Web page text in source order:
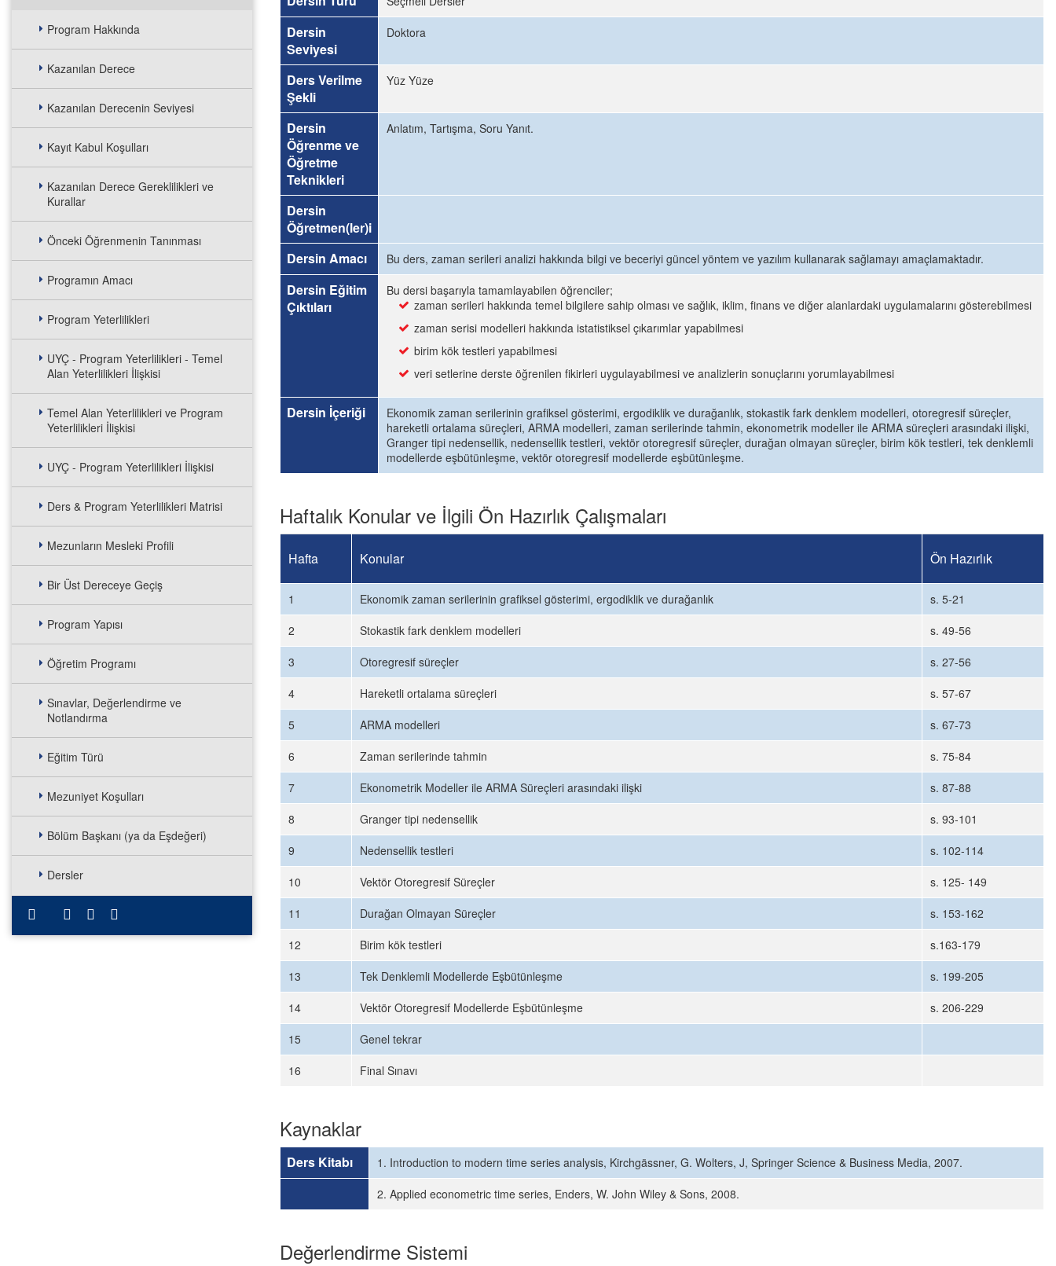
Program Hakkında
Kazanılan Derece
Kazanılan Derecenin Seviyesi
Kayıt Kabul Koşulları
Kazanılan Derece Gereklilikleri ve
Kurallar
Önceki Öğrenmenin Tanınması
Programın Amacı
Program Yeterlilikleri
UYÇ - Program Yeterlilikleri - Temel
Alan Yeterlilikleri İlişkisi
Temel Alan Yeterlilikleri ve Program
Yeterlilikleri İlişkisi
UYÇ - Program Yeterlilikleri İlişkisi
Ders & Program Yeterlilikleri Matrisi
Mezunların Mesleki Profili
Bir Üst Dereceye Geçiş
Program Yapısı
Öğretim Programı
Sınavlar, Değerlendirme ve
Notlandırma
Eğitim Türü
Mezuniyet Koşulları
Bölüm Başkanı (ya da Eşdeğeri)
Dersler
Dersin
Seviyesi
Doktora
Ders Verilme
Şekli
Yüz Yüze
Dersin
Öğrenme ve
Öğretme
Teknikleri
Anlatım, Tartışma, Soru Yanıt.
Dersin
Öğretmen(ler)i
Dersin Amacı
Bu ders, zaman serileri analizi hakkında bilgi ve beceriyi güncel yöntem ve yazılım kullanarak sağlamayı amaçlamaktadır.
Dersin Eğitim
Çıktıları
Bu dersi başarıyla tamamlayabilen öğrenciler;
zaman serileri hakkında temel bilgilere sahip olması ve sağlık, iklim, finans ve diğer alanlardaki uygulamalarını gösterebilmesi
zaman serisi modelleri hakkında istatistiksel çıkarımlar yapabilmesi
birim kök testleri yapabilmesi
veri setlerine derste öğrenilen fikirleri uygulayabilmesi ve analizlerin sonuçlarını yorumlayabilmesi
Dersin İçeriği
Ekonomik zaman serilerinin grafiksel gösterimi, ergodiklik ve durağanlık, stokastik fark denklem modelleri, otoregresif süreçler,
hareketli ortalama süreçleri, ARMA modelleri, zaman serilerinde tahmin, ekonometrik modeller ile ARMA süreçleri arasındaki ilişki,
Granger tipi nedensellik, nedensellik testleri, vektör otoregresif süreçler, durağan olmayan süreçler, birim kök testleri, tek denklemli
modellerde eşbütünleşme, vektör otoregresif modellerde eşbütünleşme.
Haftalık Konular ve İlgili Ön Hazırlık Çalışmaları
Hafta Konular Ön Hazırlık
1 Ekonomik zaman serilerinin grafiksel gösterimi, ergodiklik ve durağanlık
s. 5-21
2
Stokastik fark denklem modelleri
s. 49-56
3
Otoregresif süreçler
s. 27-56
4
Hareketli ortalama süreçleri
s. 57-67
5
ARMA modelleri
s. 67-73
6
Zaman serilerinde tahmin
s. 75-84
7
Ekonometrik Modeller ile ARMA Süreçleri arasındaki ilişki
s. 87-88
8
Granger tipi nedensellik
s. 93-101
9
Nedensellik testleri
s. 102-114
10
Vektör Otoregresif Süreçler
s. 125- 149
11
Durağan Olmayan Süreçler
s. 153-162
12
Birim kök testleri
s.163-179
13
Tek Denklemli Modellerde Eşbütünleşme
s. 199-205
14
Vektör Otoregresif Modellerde Eşbütünleşme
s. 206-229
15
Genel tekrar
16
Final Sınavı
Kaynaklar
Ders Kitabı
1. Introduction to modern time series analysis, Kirchgässner, G. Wolters, J, Springer Science & Business Media, 2007.
2. Applied econometric time series, Enders, W. John Wiley & Sons, 2008.
Değerlendirme Sistemi